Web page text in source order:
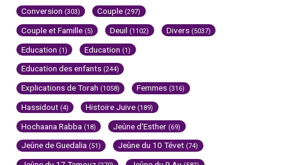
Conversion (303) Couple (297)
Couple et Famille (5) Deuil (1102) Divers (5037)
Education (1) Education (1)
Education des enfants (244)
Explications de Torah (1058) Femmes (316)
Hassidout (4) Histoire Juive (189)
Hochaana Rabba (18) Jeûne d'Esther (69)
Jeûne de Guedalia (51) Jeûne du 10 Tévet (74)